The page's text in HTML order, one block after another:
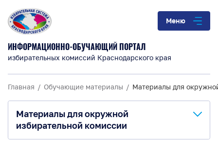
Меню
ИНФОРМАЦИОННО-ОБУЧАЮЩИЙ ПОРТАЛ
избирательных комиссий Краснодарского края
Главная Обучающие материалы Материалы для
Материалы для окружной
избирательной комиссии